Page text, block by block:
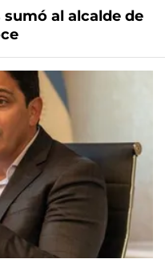
al alcalde de